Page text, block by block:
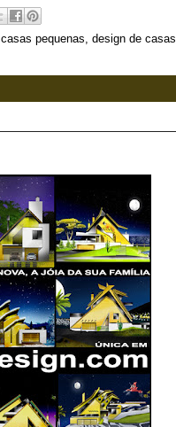
casas pequenas, design de casas